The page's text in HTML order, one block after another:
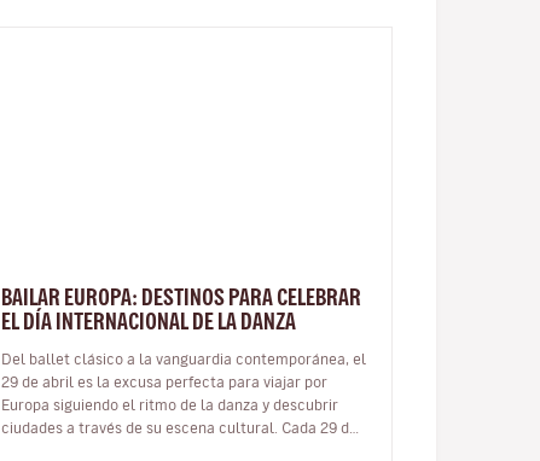
BAILAR EUROPA: DESTINOS PARA CELEBRAR
EL DÍA INTERNACIONAL DE LA DANZA
Del ballet clásico a la vanguardia contemporánea, el
29 de abril es la excusa perfecta para viajar por
Europa siguiendo el ritmo de la danza y descubrir
ciudades a través de su escena cultural. Cada 29 de